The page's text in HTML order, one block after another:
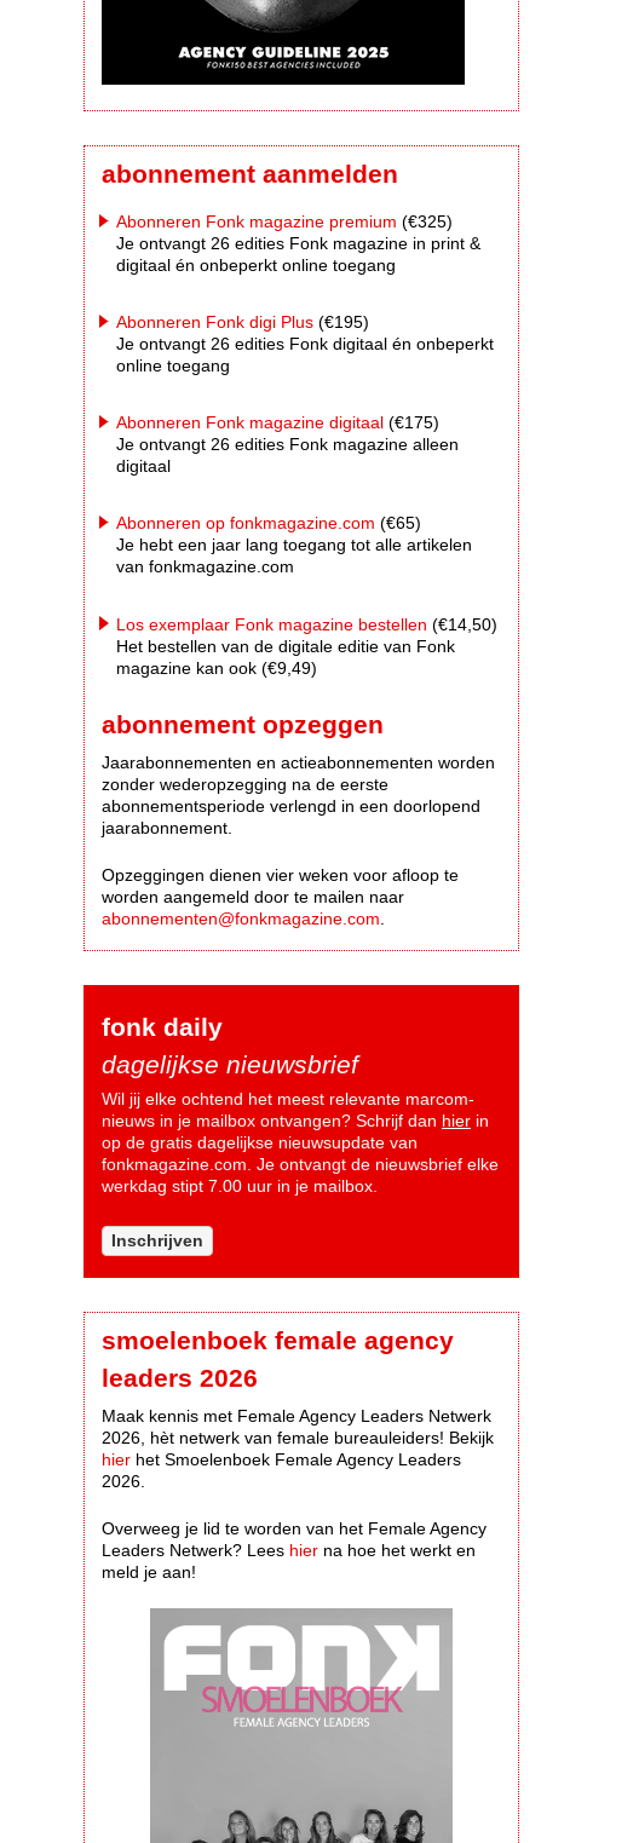
abonnement aanmelden
Abonneren Fonk magazine premium (€325)
Je ontvangt 26 edities Fonk magazine in print &
digitaal én onbeperkt online toegang
Abonneren Fonk digi Plus (€195)
Je ontvangt 26 edities Fonk digitaal én onbeperkt
online toegang
Abonneren Fonk magazine digitaal (€175)
Je ontvangt 26 edities Fonk magazine alleen
digitaal
Abonneren op fonkmagazine.com (€65)
Je hebt een jaar lang toegang tot alle artikelen
van fonkmagazine.com
Los exemplaar Fonk magazine bestellen (€14,50)
Het bestellen van de digitale editie van Fonk
magazine kan ook (€9,49)
abonnement opzeggen
Jaarabonnementen en actieabonnementen worden
zonder wederopzegging na de eerste
abonnementsperiode verlengd in een doorlopend
jaarabonnement.
Opzeggingen dienen vier weken voor afloop te
worden aangemeld door te mailen naar
abonnementen@fonkmagazine.com
fonk daily
dagelijkse nieuwsbrief
Wil jij elke ochtend het meest relevante marcom-
nieuws in je mailbox ontvangen? Schrijf dan hier in
op de gratis dagelijkse nieuwsupdate van
fonkmagazine.com. Je ontvangt de nieuwsbrief elke
werkdag stipt 7.00 uur in je mailbox.
Inschrijven
smoelenboek female agency
leaders 2026
Maak kennis met Female Agency Leaders Netwerk
2026, hèt netwerk van female bureauleiders! Bekijk
hier het Smoelenboek Female Agency Leaders
2026.
Overweeg je lid te worden van het Female Agency
Leaders Netwerk? Lees hier na hoe het werkt en
meld je aan!